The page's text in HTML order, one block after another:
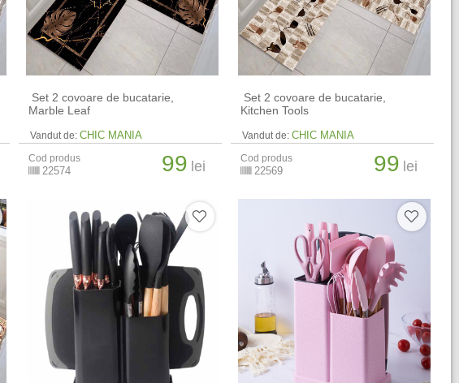
​ Set 2 covoare de bucatarie,
Marble Leaf
Vandut de: CHIC MANIA
Cod produs
22574 99 lei
​ Set 2 covoare de bucatarie,
Kitchen Tools
Vandut de: CHIC MANIA
Cod produs
22569 99 lei